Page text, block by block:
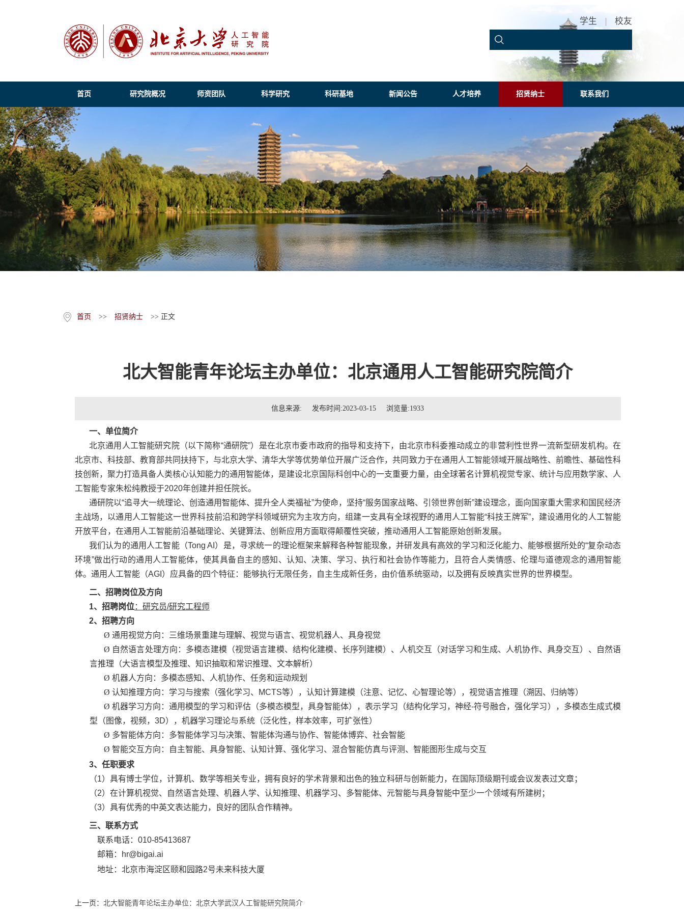
学生 | 校友
首页 研究院概况 师资团队 科学研究 科研基地 新闻公告 人才培养 招贤纳士 联系我们
首页 >> 招贤纳士 >> 正文
北大智能青年论坛主办单位：北京通用人工智能研究院简介
信息来源: 发布时间:2023-03-15 浏览量:1933
一、单位简介
北京通用人工智能研究院（以下简称“通研院”）是在北京市委市政府的指导和支持下，由北京市科委推动成立的非营利性世界一流新型研发机构。在
北京市、科技部、教育部共同扶持下，与北京大学、清华大学等优势单位开展广泛合作，共同致力于在通用人工智能领域开展战略性、前瞻性、基础性科
技创新，聚力打造具备人类核心认知能力的通用智能体，是建设北京国际科创中心的一支重要力量，由全球著名计算机视觉专家、统计与应用数学家、人
工智能专家朱松纯教授于2020年创建并担任院长。
通研院以“追寻大一统理论、创造通用智能体、提升全人类福祉”为使命，坚持“服务国家战略、引领世界创新”建设理念，面向国家重大需求和国民经济
主战场，以通用人工智能这一世界科技前沿和跨学科领域研究为主攻方向，组建一支具有全球视野的通用人工智能“科技王牌军”，建设通用化的人工智能
开放平台，在通用人工智能前沿基础理论、关键算法、创新应用方面取得颠覆性突破，推动通用人工智能原始创新发展。
我们认为的通用人工智能（Tong AI ）是，寻求统一的理论框架来解释各种智能现象，并研发具有高效的学习和泛化能力、能够根据所处的“复杂动态
环境”做出行动的通用人工智能体，使其具备自主的感知、认知、决策、学习、执行和社会协作等能力，且符合人类情感、伦理与道德观念的通用智能
体。通用人工智能（AGI ）应具备的四个特征：能够执行无限任务，自主生成新任务，由价值系统驱动，以及拥有反映真实世界的世界模型。
二、招聘岗位及方向
1、招聘岗位：研究员/研究工程师
2、招聘方向
Ø 通用视觉方向：三维场景重建与理解、视觉与语言、视觉机器人、具身视觉
Ø 自然语言处理方向：多模态建模（视觉语言建模、结构化建模、长序列建模）、人机交互（对话学习和生成、人机协作、具身交互）、自然语
言推理（大语言模型及推理、知识抽取和常识推理、文本解析）
Ø 机器人方向：多模态感知、人机协作、任务和运动规划
Ø 认知推理方向：学习与搜索（强化学习、 MCTS等），认知计算建模（注意、记忆、心智理论等），视觉语言推理（溯因、归纳等）
Ø 机器学习方向：通用模型的学习和评估（多模态模型，具身智能体），表示学习（结构化学习，神经-符号融合，强化学习），多模态生成式模
型（图像，视频， 3D），机器学习理论与系统（泛化性，样本效率，可扩张性）
Ø 多智能体方向：多智能体学习与决策、智能体沟通与协作、智能体博弈、社会智能
Ø 智能交互方向：自主智能、具身智能、认知计算、强化学习、混合智能仿真与评测、智能图形生成与交互
3、任职要求
（1）具有博士学位，计算机、数学等相关专业，拥有良好的学术背景和出色的独立科研与创新能力，在国际顶级期刊或会议发表过文章；
（2）在计算机视觉、自然语言处理、机器人学、认知推理、机器学习、多智能体、 元智能与具身智能中至少一个领域有所建树；
（3）具有优秀的中英文表达能力，良好的团队合作精神。
三、联系方式
联系电话： 010-85413687
邮箱：
hr@bigai.ai
地址：北京市海淀区颐和园路2号未来科技大厦
上一页： 北大智能青年论坛主办单位：北京大学武汉人工智能研究院简介